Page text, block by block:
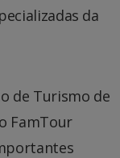
da
de Turismo de
FamTour